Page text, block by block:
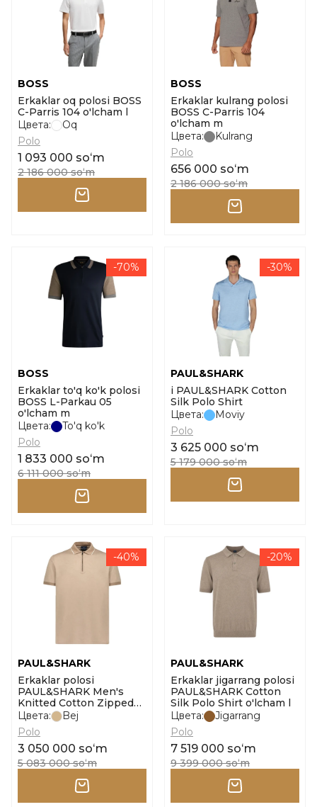
BOSS
Erkaklar oq polosi BOSS
C-Parris 104 o'lcham l
Цвета:
Oq
Polo
1 093 000 soʻm
2 186 000 soʻm
BOSS
Erkaklar kulrang polosi
BOSS C-Parris 104
o'lcham m
Цвета:
Kulrang
Polo
656 000 soʻm
2 186 000 soʻm
-70%
BOSS
Erkaklar to'q ko'k polosi
BOSS L-Parkau 05
o'lcham m
Цвета:
To'q ko'k
Polo
1 833 000 soʻm
6 111 000 soʻm
-30%
PAUL&SHARK
i PAUL&SHARK Cotton
Silk Polo Shirt
Цвета:
Moviy
Polo
3 625 000 soʻm
5 179 000 soʻm
-40%
PAUL&SHARK
Erkaklar polosi
PAUL&SHARK Men's
Knitted Cotton Zipped
Polo Shirt o'lcham l
Цвета:
Bej
Polo
3 050 000 soʻm
5 083 000 soʻm
-20%
PAUL&SHARK
Erkaklar jigarrang polosi
PAUL&SHARK Cotton
Silk Polo Shirt o'lcham l
Цвета:
Jigarrang
Polo
7 519 000 soʻm
9 399 000 soʻm